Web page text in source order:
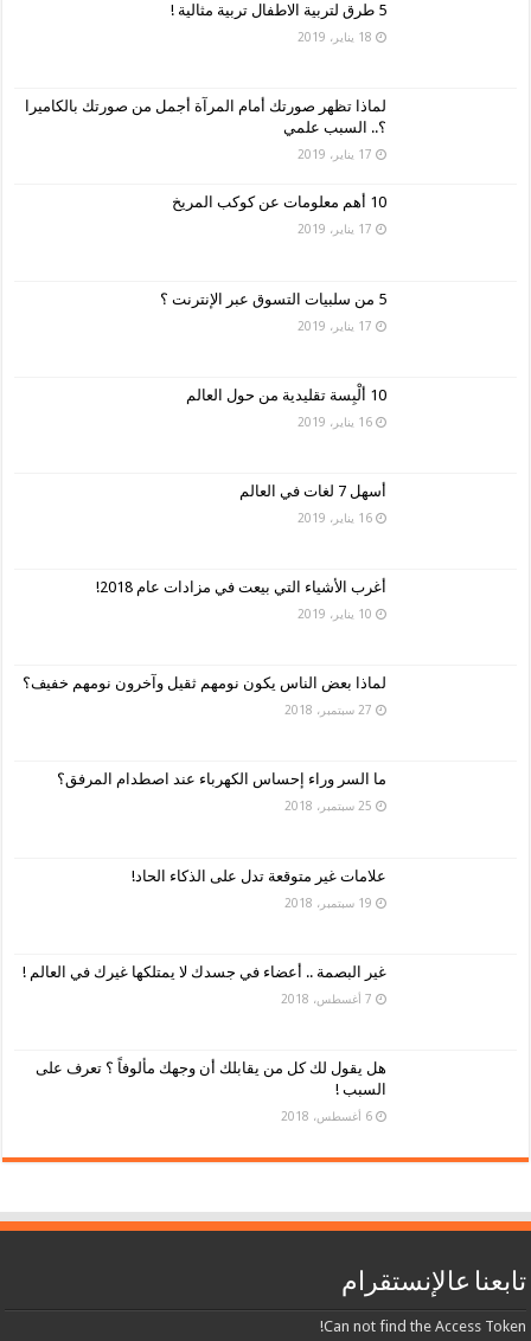
5 طرق لتربية الاطفال تربية مثالية !
18 يناير، 2019
لماذا تظهر صورتك أمام المرآة أجمل من صورتك بالكاميرا
؟.. السبب علمي
17 يناير، 2019
10 أهم معلومات عن كوكب المريخ
17 يناير، 2019
5 من سلبيات التسوق عبر الإنترنت ؟
17 يناير، 2019
10 ألْبِسة تقليدية من حول العالم
16 يناير، 2019
أسهل 7 لغات في العالم
16 يناير، 2019
أغرب الأشياء التي بيعت في مزادات عام 2018!
10 يناير، 2019
لماذا بعض الناس يكون نومهم ثقيل وآخرون نومهم خفيف؟
27 سبتمبر، 2018
ما السر وراء إحساس الكهرباء عند اصطدام المرفق؟
25 سبتمبر، 2018
علامات غير متوقعة تدل على الذكاء الحاد!
19 سبتمبر، 2018
غير البصمة .. أعضاء في جسدك لا يمتلكها غيرك في العالم !
7 أغسطس، 2018
هل يقول لك كل من يقابلك أن وجهك مألوفاً ؟ تعرف على
السبب !
6 أغسطس، 2018
تابعنا عالإنستقرام
Can not find the Access Token!